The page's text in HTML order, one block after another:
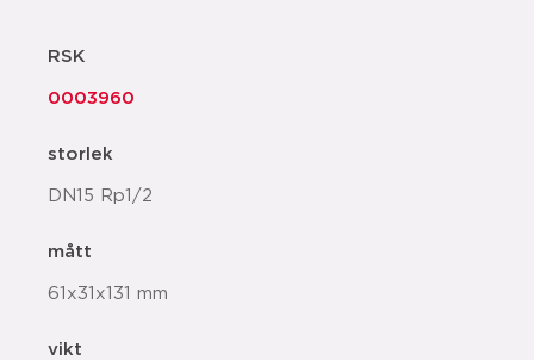
RSK
0003960
storlek
DN15 Rp1/2
mått
61x31x131 mm
vikt